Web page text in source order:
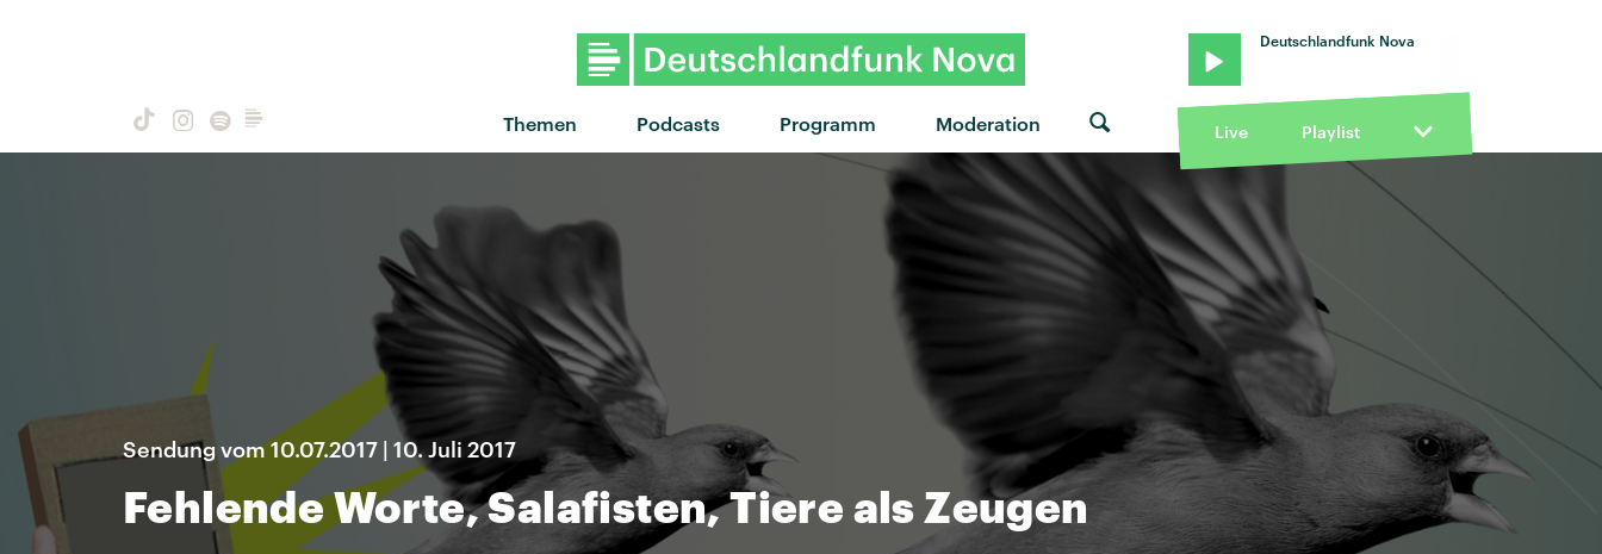
Themen Podcasts Programm Moderation
Deutschlandfunk Nova
Live Playlist
Sendung vom 10.07.2017 | 10. Juli 2017
Fehlende Worte, Salafisten, Tiere als Zeugen